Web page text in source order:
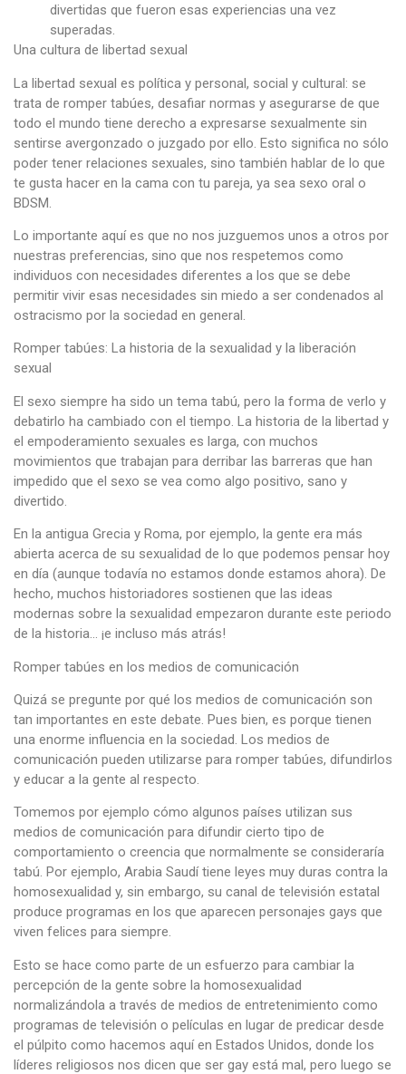
divertidas que fueron esas experiencias una vez
superadas.
Una cultura de libertad sexual
La libertad sexual es política y personal, social y cultural: se
trata de romper tabúes, desafiar normas y asegurarse de que
todo el mundo tiene derecho a expresarse sexualmente sin
sentirse avergonzado o juzgado por ello. Esto significa no sólo
poder tener relaciones sexuales, sino también hablar de lo que
te gusta hacer en la cama con tu pareja, ya sea sexo oral o
BDSM.
Lo importante aquí es que no nos juzguemos unos a otros por
nuestras preferencias, sino que nos respetemos como
individuos con necesidades diferentes a los que se debe
permitir vivir esas necesidades sin miedo a ser condenados al
ostracismo por la sociedad en general.
Romper tabúes: La historia de la sexualidad y la liberación
sexual
El sexo siempre ha sido un tema tabú, pero la forma de verlo y
debatirlo ha cambiado con el tiempo. La historia de la libertad y
el empoderamiento sexuales es larga, con muchos
movimientos que trabajan para derribar las barreras que han
impedido que el sexo se vea como algo positivo, sano y
divertido.
En la antigua Grecia y Roma, por ejemplo, la gente era más
abierta acerca de su sexualidad de lo que podemos pensar hoy
en día (aunque todavía no estamos donde estamos ahora). De
hecho, muchos historiadores sostienen que las ideas
modernas sobre la sexualidad empezaron durante este periodo
de la historia… ¡e incluso más atrás!
Romper tabúes en los medios de comunicación
Quizá se pregunte por qué los medios de comunicación son
tan importantes en este debate. Pues bien, es porque tienen
una enorme influencia en la sociedad. Los medios de
comunicación pueden utilizarse para romper tabúes, difundirlos
y educar a la gente al respecto.
Tomemos por ejemplo cómo algunos países utilizan sus
medios de comunicación para difundir cierto tipo de
comportamiento o creencia que normalmente se consideraría
tabú. Por ejemplo, Arabia Saudí tiene leyes muy duras contra la
homosexualidad y, sin embargo, su canal de televisión estatal
produce programas en los que aparecen personajes gays que
viven felices para siempre.
Esto se hace como parte de un esfuerzo para cambiar la
percepción de la gente sobre la homosexualidad
normalizándola a través de medios de entretenimiento como
programas de televisión o películas en lugar de predicar desde
el púlpito como hacemos aquí en Estados Unidos, donde los
líderes religiosos nos dicen que ser gay está mal, pero luego se